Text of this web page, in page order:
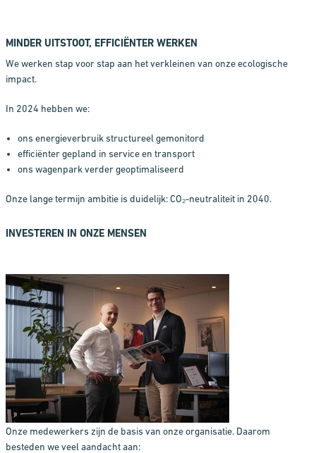
MINDER UITSTOOT, EFFICIËNTER WERKEN
We werken stap voor stap aan het verkleinen van onze ecologische
impact.
In 2024 hebben we:
ons energieverbruik structureel gemonitord
efficiënter gepland in service en transport
ons wagenpark verder geoptimaliseerd
Onze lange termijn ambitie is duidelijk: CO₂-neutraliteit in 2040.
INVESTEREN IN ONZE MENSEN
Onze medewerkers zijn de basis van onze organisatie. Daarom
besteden we veel aandacht aan: